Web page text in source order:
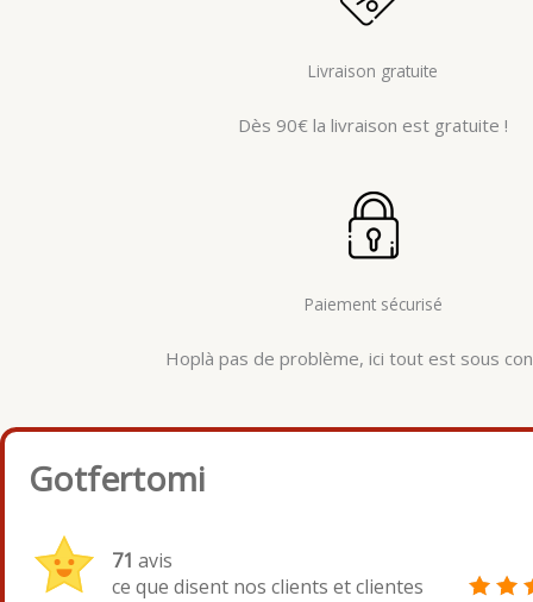
Livraison gratuite
Dès 90€ la livraison est gratuite !
Paiement sécurisé
Hoplà pas de problème, ici tout est sous
Gotfertomi
71 avis
ce que disent nos clients et clientes